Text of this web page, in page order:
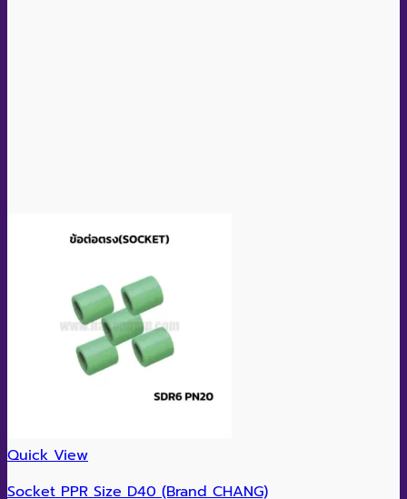
Quick View
Socket PPR Size D40 (Brand CHANG)